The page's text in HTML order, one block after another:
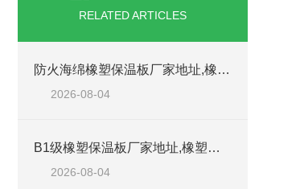
RELATED ARTICLES
防火海绵橡塑保温板厂家地址,橡塑批发商
2026-08-04
B1级橡塑保温板厂家地址,橡塑板优质批发商
2026-08-04